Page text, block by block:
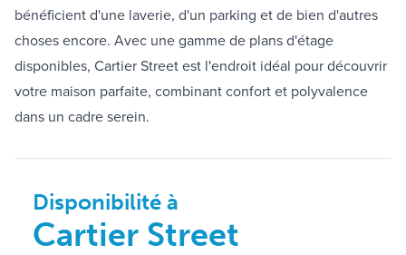
bénéficient d'une laverie, d'un parking et de bien d'autres
choses encore. Avec une gamme de plans d'étage
disponibles, Cartier Street est l'endroit idéal pour découvrir
votre maison parfaite, combinant confort et polyvalence
dans un cadre serein.
Disponibilité à
Cartier Street